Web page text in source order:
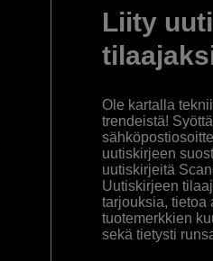
Liity
Ole kartalla
trendeistä!
uutiskirjeen
uutiskirjeitä
Uutiskirjeen
tarjouksia, tietoa
tuotemerkkien
sekä tietysti